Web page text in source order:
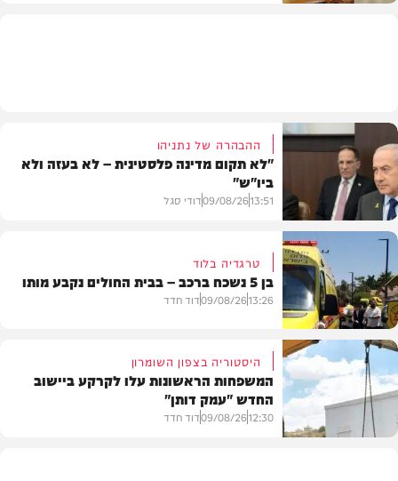
חדשות
ההבהרה של נתניהו
"לא תקום מדינה פלסטינית – לא בעזה ולא
ביו"ש"
13:51
09/08/26דודי סגל
חדשות
טרגדיה בלוד
בן 5 נשכח ברכב – בבית החולים נקבע מותו
13:26
09/08/26דוד חדד
היסטוריה בצפון השומרון
המשפחות הראשונות עלו לקרקע ביישוב
החדש "עמק דותן"
12:30
09/08/26דוד חדד